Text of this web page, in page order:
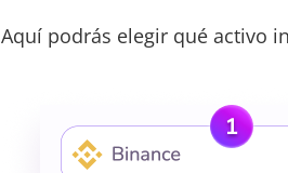
Aquí podrás elegir qué activo